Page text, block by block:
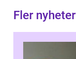
Fler nyheter